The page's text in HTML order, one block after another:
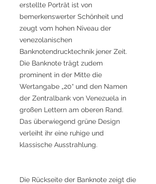
erstellte Porträt ist von
bemerkenswerter Schönheit und
zeugt vom hohen Niveau der
venezolanischen
Banknotendrucktechnik jener Zeit.
Die Banknote trägt zudem
prominent in der Mitte die
Wertangabe „20“ und den Namen
der Zentralbank von Venezuela in
großen Lettern am oberen Rand.
Das überwiegend grüne Design
verleiht ihr eine ruhige und
klassische Ausstrahlung.
Die Rückseite der Banknote zeigt die